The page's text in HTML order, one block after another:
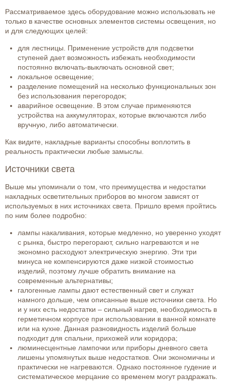
Рассматриваемое здесь оборудование можно использовать не
только в качестве основных элементов системы освещения, но
и для следующих целей:
для лестницы. Применение устройств для подсветки
ступеней дает возможность избежать необходимости
постоянно включать-выключать основной свет;
локальное освещение;
разделение помещений на несколько функциональных зон
без использования перегородок;
аварийное освещение. В этом случае применяются
устройства на аккумуляторах, которые включаются либо
вручную, либо автоматически.
Как видите, накладные варианты способны воплотить в
реальность практически любые замыслы.
Источники света
Выше мы упоминали о том, что преимущества и недостатки
накладных осветительных приборов во многом зависят от
используемых в них источниках света. Пришло время пройтись
по ним более подробно:
лампы накаливания, которые медленно, но уверенно уходят
с рынка, быстро перегорают, сильно нагреваются и не
экономно расходуют электрическую энергию. Эти три
минуса не компенсируются даже низкой стоимостью
изделий, поэтому лучше обратить внимание на
современные альтернативы;
галогенные лампы дают естественный свет и служат
намного дольше, чем описанные выше источники света. Но
и у них есть недостатки – сильный нагрев, необходимость в
герметичном корпусе при использовании в ванной комнате
или на кухне. Данная разновидность изделий больше
подходит для спальни, прихожей или коридора;
люминесцентные лампочки или приборы дневного света
лишены упомянутых выше недостатков. Они экономичны и
практически не нагреваются. Однако постоянное гудение и
систематическое мерцание со временем могут раздражать.